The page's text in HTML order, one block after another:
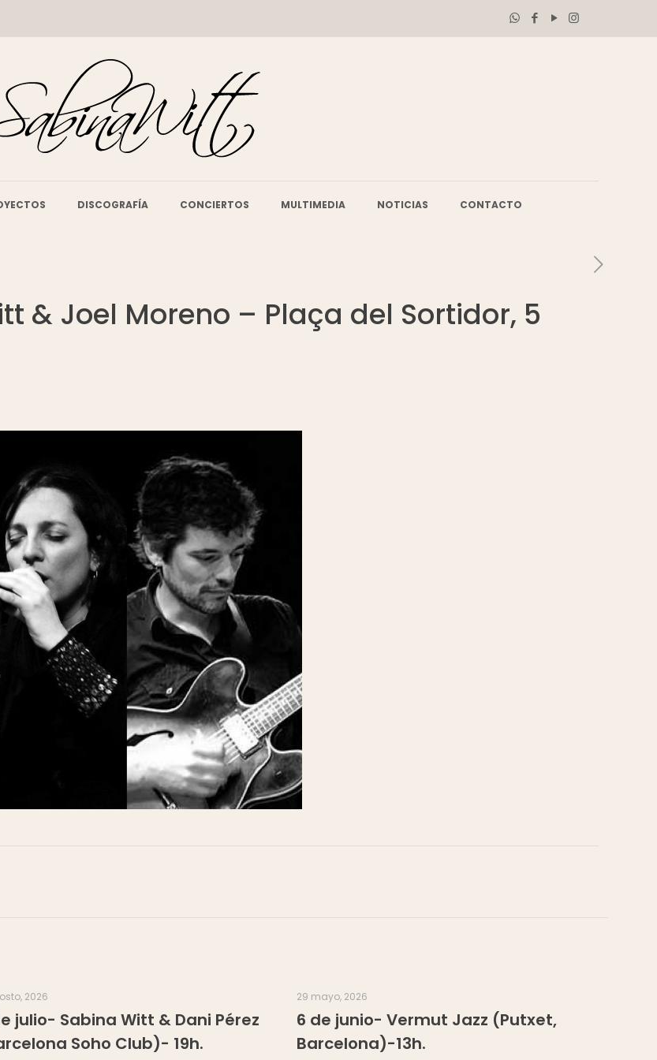
DISCOGRAFÍA CONCIERTOS MULTIMEDIA NOTICIAS CONTACTO
& Joel Moreno – Plaça del Sortidor, 5
2026
julio- Sabina Witt & Dani Pérez
Soho Club)- 19h.
29 mayo, 2026
6 de junio- Vermut Jazz (Putxet,
Barcelona)-13h.